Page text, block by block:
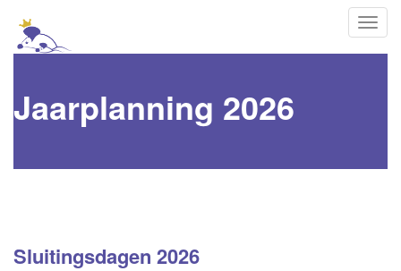
Jaarplanning 2026
Sluitingsdagen 2026